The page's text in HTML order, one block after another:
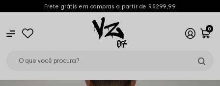
Frete grátis em compras a partir de R$299,99
0